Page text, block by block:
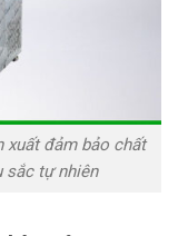
xuất đảm bảo chất
sắc tự nhiên